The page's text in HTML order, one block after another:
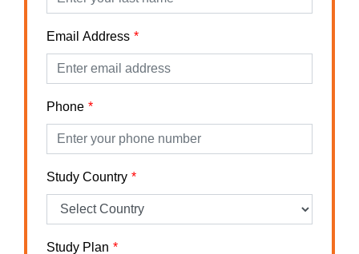
Email Address
Phone
Study Country
Study Plan